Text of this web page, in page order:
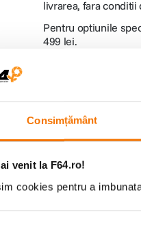
Consimțământ
venit la F64.ro!
cookies pentru a
livrarea, fara
Pentru optiunile
499 lei.
Pentru comenzile
creatorilor
recomandari utile,